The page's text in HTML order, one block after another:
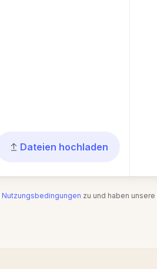
Dateien hochladen
Nutzungsbedingungen zu und haben unsere